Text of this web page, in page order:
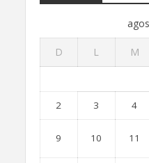
D L M
2 3 4
9 10 11